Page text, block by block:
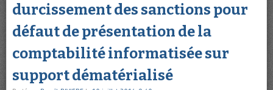
durcissement des sanctions pour
défaut de présentation de la
comptabilité informatisée sur
support dématérialisé